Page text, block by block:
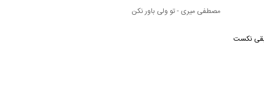
موسیقی نکست
مصطفی میری - تو ولی باور نکن